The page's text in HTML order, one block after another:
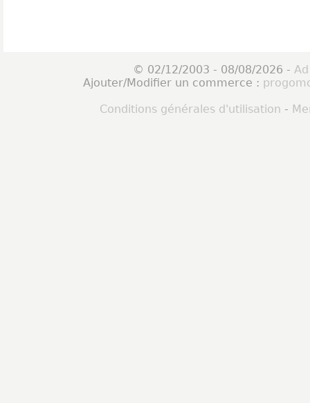
© 02/12/2003 - 08/08/2026 -
Ajouter/Modifier un commerce :
Conditions générales d'utilisation -